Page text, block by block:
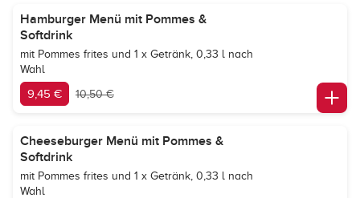
Hamburger Menü mit Pommes &
Softdrink
mit Pommes frites und 1 x Getränk, 0,33 l nach
Wahl
9,45 € 10,50 €
Cheeseburger Menü mit Pommes &
Softdrink
mit Pommes frites und 1 x Getränk, 0,33 l nach
Wahl